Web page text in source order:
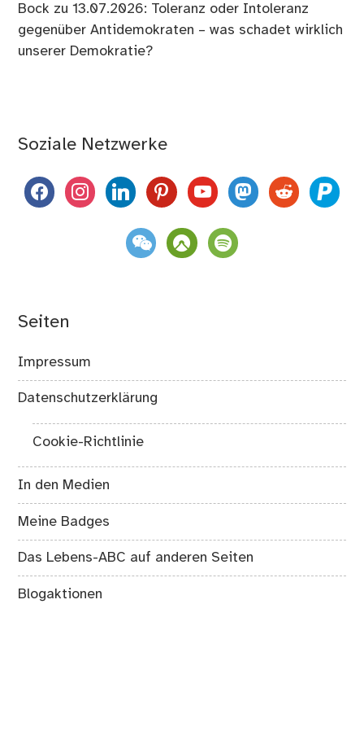
Bockzu13.07.2026: Toleranz oder Intoleranz
gegenüber Antidemokraten – was schadet wirklich
facebookinstagramlinkedinpinterestyoutubemastodon
reddit paypal
weixin komootspotify
Impressum
In den Medien
Meine Badges
Das Lebens-ABC auf anderen Seiten